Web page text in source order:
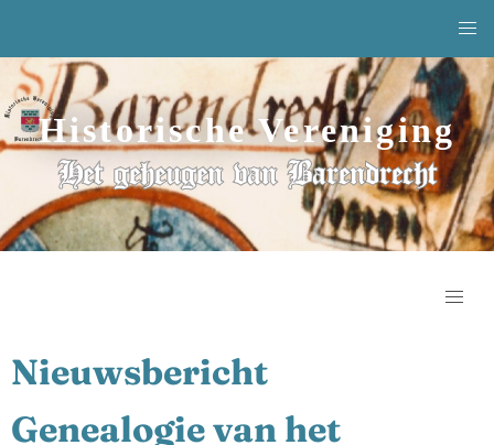
Historische Vereniging
Het geheugen van Barendrecht
Nieuwsbericht
Genealogie van het